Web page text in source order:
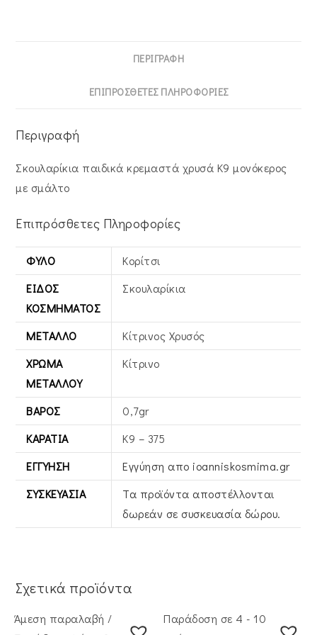
ΠΕΡΙΓΡΑΦΉ
ΕΠΙΠΡΌΣΘΕΤΕΣ ΠΛΗΡΟΦΟΡΊΕΣ
Περιγραφή
Σκουλαρίκια παιδικά κρεμαστά χρυσά Κ9 μονόκερος
με σμάλτο
Επιπρόσθετες Πληροφορίες
ΦΎΛΟ
Κορίτσι
ΕΊΔΟΣ
ΚΟΣΜΉΜΑΤΟΣ
Σκουλαρίκια
ΜΈΤΑΛΛΟ
Κίτρινος Xρυσός
ΧΡΏΜΑ
ΜΕΤΆΛΛΟΥ
Κίτρινο
ΒΆΡΟΣ
0,7gr
ΚΑΡΆΤΙΑ
Κ9 – 375
ΕΓΓΎΗΣΗ
Εγγύηση απο ioanniskosmima.gr
ΣΥΣΚΕΥΑΣΊΑ
Τα προϊόντα αποστέλλονται
δωρεάν σε συσκευασία δώρου.
Σχετικά προϊόντα
Άμεση παραλαβή /
Παράδοση σε 4 - 10